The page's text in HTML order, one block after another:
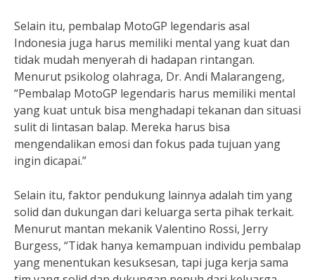
Selain itu, pembalap MotoGP legendaris asal
Indonesia juga harus memiliki mental yang kuat dan
tidak mudah menyerah di hadapan rintangan.
Menurut psikolog olahraga, Dr. Andi Malarangeng,
“Pembalap MotoGP legendaris harus memiliki mental
yang kuat untuk bisa menghadapi tekanan dan situasi
sulit di lintasan balap. Mereka harus bisa
mengendalikan emosi dan fokus pada tujuan yang
ingin dicapai.”
Selain itu, faktor pendukung lainnya adalah tim yang
solid dan dukungan dari keluarga serta pihak terkait.
Menurut mantan mekanik Valentino Rossi, Jerry
Burgess, “Tidak hanya kemampuan individu pembalap
yang menentukan kesuksesan, tapi juga kerja sama